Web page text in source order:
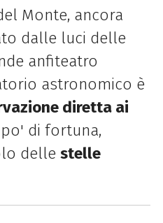
Monte, ancora
dalle luci delle
anfiteatro
astronomico è
diretta ai
di fortuna,
delle stelle